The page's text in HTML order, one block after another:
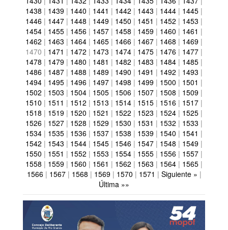
1438 | 1439 | 1440 | 1441 | 1442 | 1443 | 1444 | 1445 |
1446 | 1447 | 1448 | 1449 | 1450 | 1451 | 1452 | 1453 |
1454 | 1455 | 1456 | 1457 | 1458 | 1459 | 1460 | 1461 |
1462 | 1463 | 1464 | 1465 | 1466 | 1467 | 1468 | 1469 |
1470 | 1471 | 1472 | 1473 | 1474 | 1475 | 1476 | 1477 |
1478 | 1479 | 1480 | 1481 | 1482 | 1483 | 1484 | 1485 |
1486 | 1487 | 1488 | 1489 | 1490 | 1491 | 1492 | 1493 |
1494 | 1495 | 1496 | 1497 | 1498 | 1499 | 1500 | 1501 |
1502 | 1503 | 1504 | 1505 | 1506 | 1507 | 1508 | 1509 |
1510 | 1511 | 1512 | 1513 | 1514 | 1515 | 1516 | 1517 |
1518 | 1519 | 1520 | 1521 | 1522 | 1523 | 1524 | 1525 |
1526 | 1527 | 1528 | 1529 | 1530 | 1531 | 1532 | 1533 |
1534 | 1535 | 1536 | 1537 | 1538 | 1539 | 1540 | 1541 |
1542 | 1543 | 1544 | 1545 | 1546 | 1547 | 1548 | 1549 |
1550 | 1551 | 1552 | 1553 | 1554 | 1555 | 1556 | 1557 |
1558 | 1559 | 1560 | 1561 | 1562 | 1563 | 1564 | 1565 |
1566| 1567| 1568 | 1569| 1570 | 1571 | Siguiente » |
Última »»